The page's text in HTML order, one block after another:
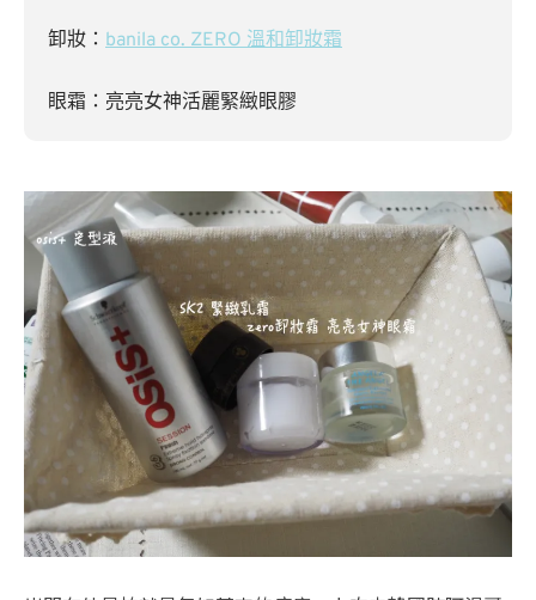
卸妝： banila co. ZERO 溫和卸妝霜
眼霜：亮亮女神活麗緊緻眼膠